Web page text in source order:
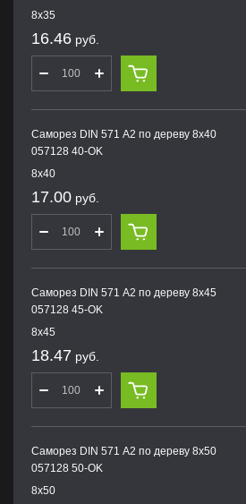
8х35
16.46 руб.
Саморез DIN 571 А2 по дереву 8х40
057128 40-OK
8х40
17.00 руб.
Саморез DIN 571 А2 по дереву 8х45
057128 45-OK
8х45
18.47 руб.
Саморез DIN 571 А2 по дереву 8х50
057128 50-OK
8х50